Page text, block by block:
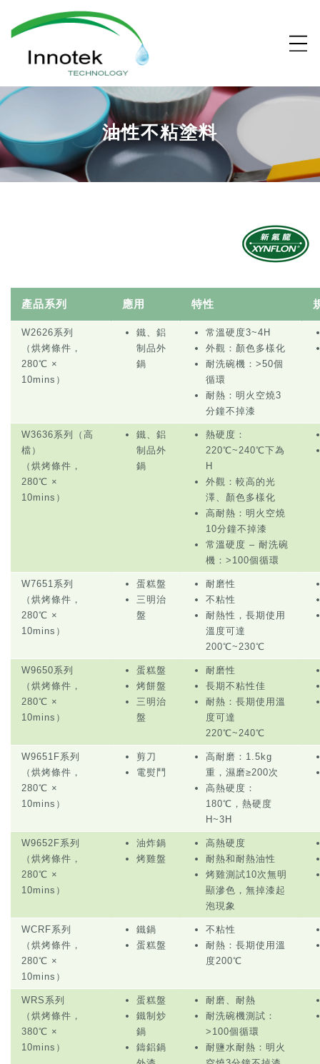
油性不粘塗料
產品系列 應用 特性
W2626系列
（烘烤條件，
280℃ ×
10mins）
鐵、鋁
制品外
鍋
常溫硬度3~4H
外觀：顏色多樣化
耐洗碗機：>50個
循環
耐熱：明火空燒3
分鐘不掉漆
W3636系列（高
檔）
（烘烤條件，
280℃ ×
10mins）
鐵、鋁
制品外
鍋
熱硬度：
220℃~240℃下為
H
外觀：較高的光
澤、顏色多樣化
高耐熱：明火空燒
10分鐘不掉漆
常溫硬度 – 耐洗碗
機：>100個循環
W7651系列
（烘烤條件，
280℃ ×
10mins）
蛋糕盤
三明治
盤
耐磨性
不粘性
耐熱性，長期使用
溫度可達
200℃~230℃
W9650系列
（烘烤條件，
280℃ ×
10mins）
蛋糕盤
烤餅盤
三明治
盤
耐磨性
長期不粘性佳
耐熱：長期使用溫
度可達
220℃~240℃
W9651F系列
（烘烤條件，
280℃ ×
10mins）
剪刀
電熨鬥
高耐磨：1.5kg
重，濕磨≥200次
高熱硬度：
180℃，熱硬度
H~3H
W9652F系列
（烘烤條件，
280℃ ×
10mins）
油炸鍋
烤雞盤
高熱硬度
耐熱和耐熱油性
烤雞測試10次無明
顯滲色，無掉漆起
泡現象
WCRF系列
（烘烤條件，
280℃ ×
10mins）
鐵鍋
蛋糕盤
不粘性
耐熱：長期使用溫
度200℃
WRS系列
（烘烤條件，
380℃ ×
10mins）
蛋糕盤
鐵制炒
鍋
鑄鋁鍋
耐磨、耐熱
耐洗碗機測試：
>100個循環
耐鹽水耐熱：明火